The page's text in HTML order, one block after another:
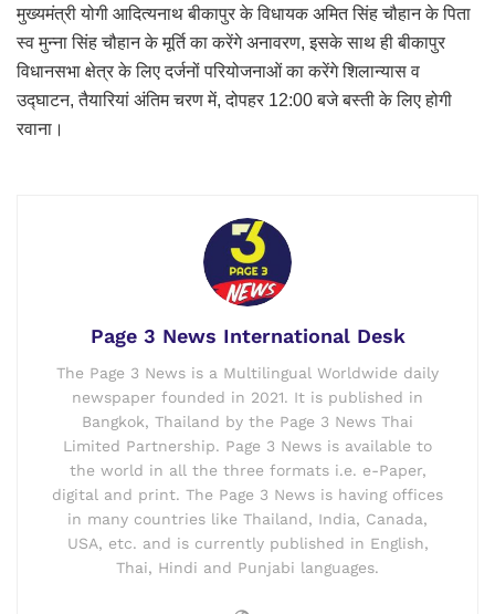
मुख्यमंत्री योगी आदित्यनाथ बीकापुर के विधायक अमित सिंह चौहान के पिता
स्व मुन्ना सिंह चौहान के मूर्ति का करेंगे अनावरण, इसके साथ ही बीकापुर
विधानसभा क्षेत्र के लिए दर्जनों परियोजनाओं का करेंगे शिलान्यास व
उद्घाटन, तैयारियां अंतिम चरण में, दोपहर 12:00 बजे बस्ती के लिए होगी
रवाना।
Page 3 News International Desk
The Page 3 News is a Multilingual Worldwide daily
newspaper founded in 2021. It is published in
Bangkok, Thailand by the Page 3 News Thai
Limited Partnership. Page 3 News is available to
the world in all the three formats i.e. e-Paper,
digital and print. The Page 3 News is having offices
in many countries like Thailand, India, Canada,
USA, etc. and is currently published in English,
Thai, Hindi and Punjabi languages.